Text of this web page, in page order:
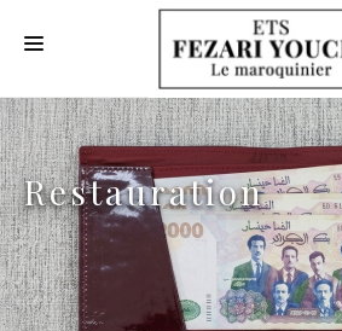
ACCUEIL
QUI SOMMES NOUS
NOS NOUVEAUTÉS
NOS PRODUITS
NOS CLIENTS
Restauration